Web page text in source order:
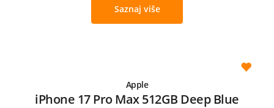
Saznaj više
Apple
iPhone 17 Pro Max 512GB Deep Blue